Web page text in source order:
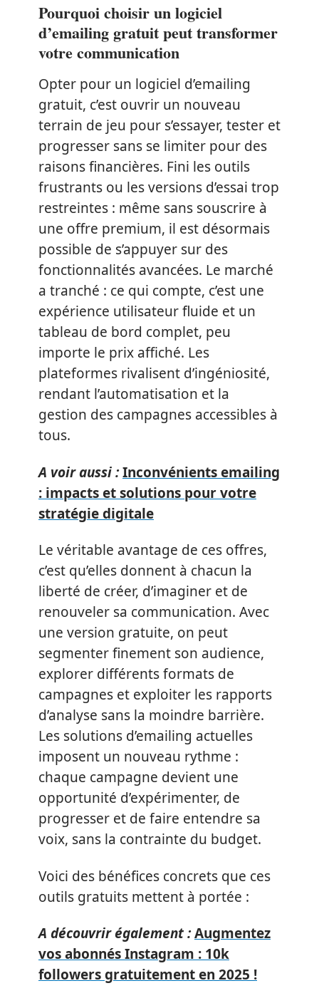
Pourquoi choisir un logiciel
d’emailing gratuit peut transformer
votre communication
Opter pour un logiciel d’emailing
gratuit, c’est ouvrir un nouveau
terrain de jeu pour s’essayer, tester et
progresser sans se limiter pour des
raisons financières. Fini les outils
frustrants ou les versions d’essai trop
restreintes : même sans souscrire à
une offre premium, il est désormais
possible de s’appuyer sur des
fonctionnalités avancées. Le marché
a tranché : ce qui compte, c’est une
expérience utilisateur fluide et un
tableau de bord complet, peu
importe le prix affiché. Les
plateformes rivalisent d’ingéniosité,
rendant l’automatisation et la
gestion des campagnes accessibles à
tous.
A voir aussi :Inconvénients emailing
: impacts et solutions pour votre
stratégie digitale
Le véritable avantage de ces offres,
c’est qu’elles donnent à chacun la
liberté de créer, d’imaginer et de
renouveler sa communication. Avec
une version gratuite, on peut
segmenter finement son audience,
explorer différents formats de
campagnes et exploiter les rapports
d’analyse sans la moindre barrière.
Les solutions d’emailing actuelles
imposent un nouveau rythme :
chaque campagne devient une
opportunité d’expérimenter, de
progresser et de faire entendre sa
voix, sans la contrainte du budget.
Voici des bénéfices concrets que ces
outils gratuits mettent à portée :
A découvrir également :Augmentez
vos abonnés Instagram : 10k
followers gratuitement en 2025 !